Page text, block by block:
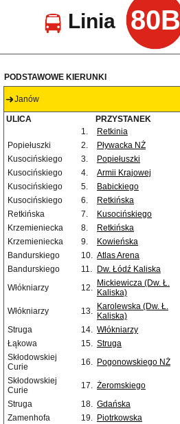
Linia 80B
PODSTAWOWE KIERUNKI
Janów
ULICA PRZYSTANEK
1.
Retkinia
Popiełuszki
2. Pływacka NŻ
Kusocińskiego
3. Popiełuszki
Kusocińskiego
4. Armii Krajowej
Kusocińskiego
5. Babickiego
Kusocińskiego
6. Retkińska
Retkińska
7. Kusocińskiego
Krzemieniecka
8. Retkińska
Krzemieniecka
9. Kowieńska
Bandurskiego
10. Atlas Arena
Bandurskiego
11. Dw. Łódź Kaliska
Włókniarzy
12. Mickiewicza (Dw. Ł.
Kaliska)
Włókniarzy 13. Karolewska (Dw. Ł.
Kaliska)
Struga 14. Włókniarzy
Łąkowa
15. Struga
Skłodowskiej
Curie
16. Pogonowskiego NŻ
Skłodowskiej
Curie
17. Żeromskiego
Struga 18. Gdańska
Zamenhofa
19. Piotrkowska